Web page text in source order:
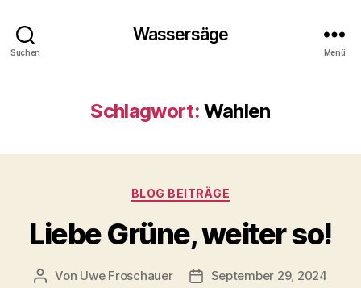
Suchen
Wassersäge
Menü
Schlagwort: Wahlen
Kategorien
BLOG BEITRÄGE
Liebe Grüne, weiter so!
Beitragsautor
Von Uwe Froschauer Beitragsdatum
September 29, 2024